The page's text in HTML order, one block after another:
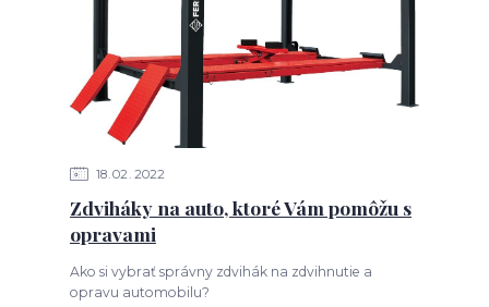
18 02 2022
Zdviháky na auto, ktoré Vám pomôžu s
opravami
Ako si vybrať správny zdvihák na zdvihnutie a
opravu automobilu?